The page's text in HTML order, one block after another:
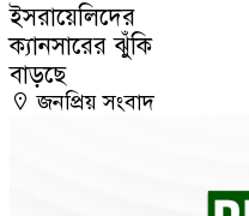
ইসরায়েলিদের
ক্যানসারের ঝুঁকি
বাড়ছে
জনপ্রিয় সংবাদ